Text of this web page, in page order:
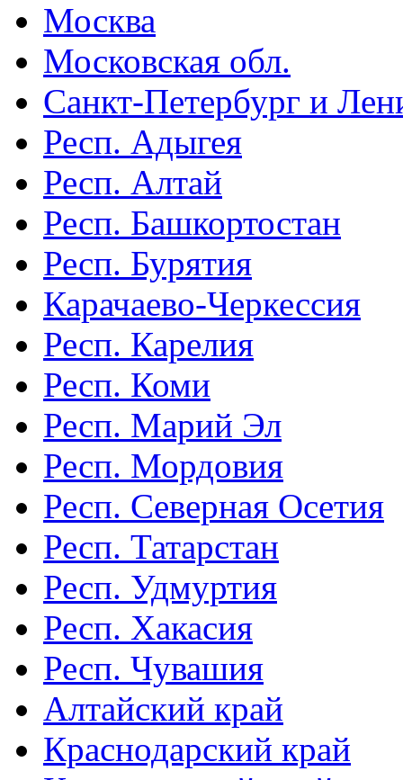
Москва
Московская обл.
Санкт-Петербург и
Респ. Адыгея
Респ. Алтай
Респ. Башкортостан
Респ. Бурятия
Карачаево-Черкессия
Респ. Карелия
Респ. Коми
Респ. Марий Эл
Респ. Мордовия
Респ. Северная Осетия
Респ. Татарстан
Респ. Удмуртия
Респ. Хакасия
Респ. Чувашия
Алтайский край
Краснодарский край